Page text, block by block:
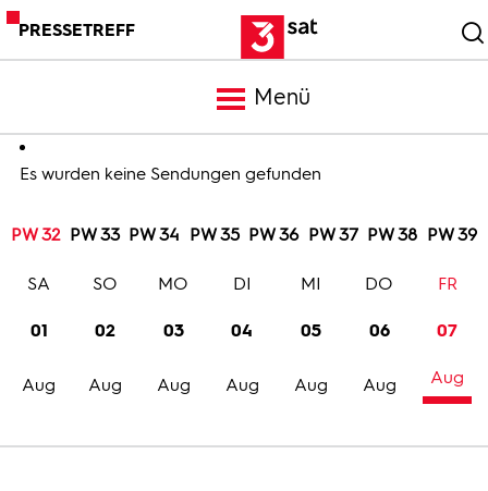
PRESSETREFF
Menü
Meldungen
Programm
Trailer
Bilder
Es wurden keine Sendungen gefunden
PW 32 PW 33 PW 34 PW 35 PW 36 PW 37 PW 38 PW 39
01
Aug
SA
02
Aug
SO
03
Aug
MO
04
Aug
DI
05
Aug
MI
06
Aug
DO
07
Aug
FR